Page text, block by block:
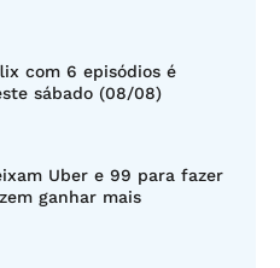
com 6 episódios é
sábado (08/08)
Uber e 99 para fazer
ganhar mais